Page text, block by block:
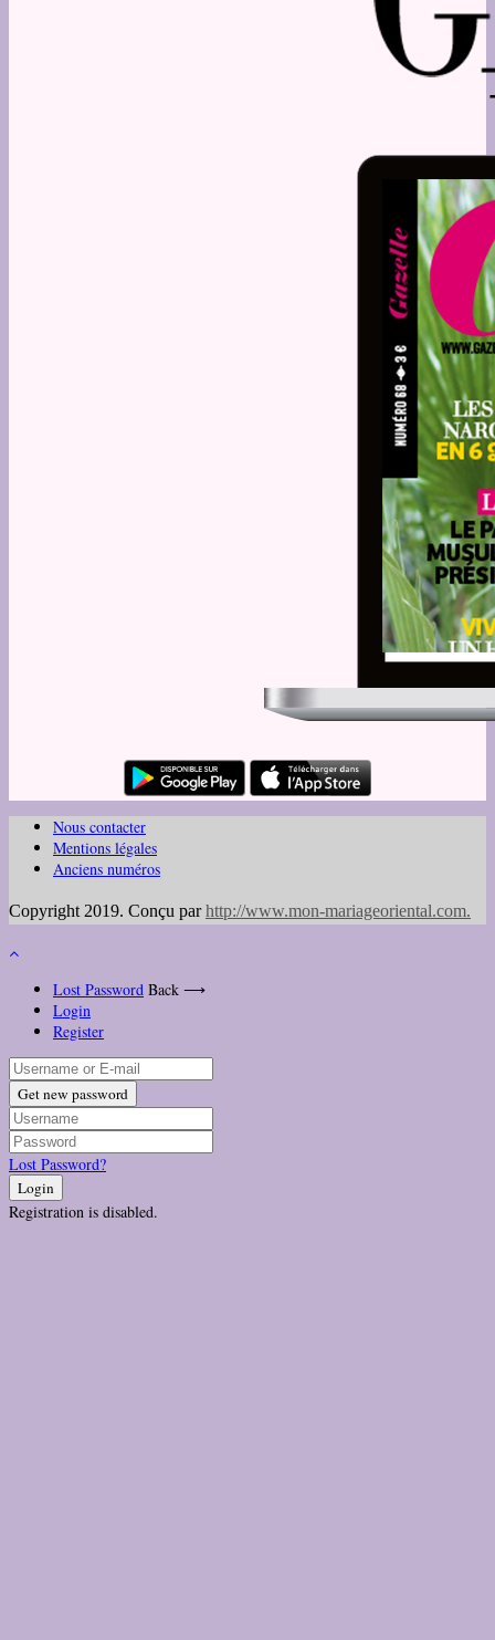
Nous contacter
Mentions légales
Anciens numéros
Copyright 2019. Conçu parhttp://www.mon-mariageoriental.com.
Lost Password Back ⟶
Login
Register
Get new password
Lost Password?
Login
Registration is disabled.